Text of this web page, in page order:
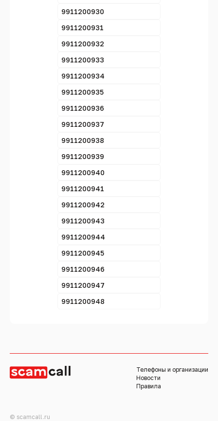
9911200930
9911200931
9911200932
9911200933
9911200934
9911200935
9911200936
9911200937
9911200938
9911200939
9911200940
9911200941
9911200942
9911200943
9911200944
9911200945
9911200946
9911200947
9911200948
Телефоны и организации
Новости
Правила
© scamcall.ru